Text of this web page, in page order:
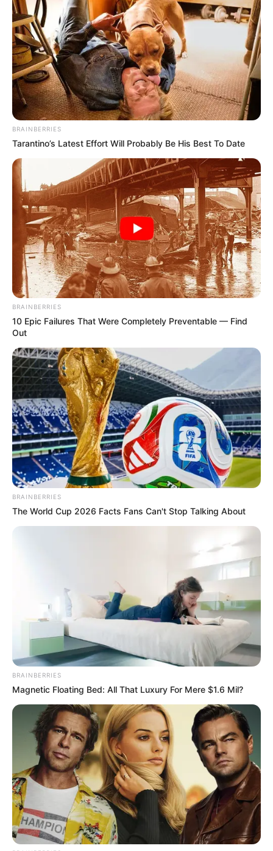
BRAINBERRIES
Tarantino’s Latest Effort Will Probably Be His Best To Date
BRAINBERRIES
10 Epic Failures That Were Completely Preventable — Find
Out
BRAINBERRIES
The World Cup 2026 Facts Fans Can't Stop Talking About
BRAINBERRIES
Magnetic Floating Bed: All That Luxury For Mere $1.6 Mil?